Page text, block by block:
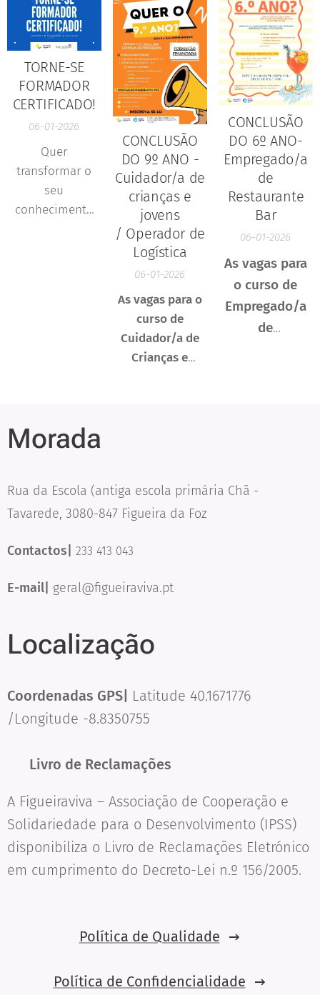
formações pós-
laborais foram
pensadas para
quem pretende
reforçar ou
atualizar
competências,
conciliando a
aprendizagem
com a vida
profissional.
oportunidades
de integração no
mercado de
trabalho.
As formações
modulares
permitem
adquirir
conhecimentos
práticos e
atualizados,
ajustados às
exigências
atuais das
empresas.
TORNE-SE
FORMADOR
CERTIFICADO!
06-01-2026
Quer
transformar o
seu
conhecimento
CONCLUSÃO
DO 9º ANO -
Cuidador/a de
crianças e
jovens
/ Operador de
Logística
06-01-2026
As vagas para o
curso de
Cuidador/a de
Crianças e
Operador de
Logística.
CONCLUSÃO
DO 6º ANO-
Empregado/a
de
Restaurante
Bar
06-01-2026
As vagas para
o curso de
Empregado/a
de
Morada
Rua da Escola (antiga escola primária Chã -
Tavarede, 3080-847 Figueira da Foz
Contactos| 233 413 043
E-mail| geral@figueiraviva.pt
Localização
Coordenadas GPS| Latitude 40.1671776
/Longitude -8.8350755
Livro de Reclamações
A Figueiraviva – Associação de Cooperação e
Solidariedade para o Desenvolvimento (IPSS)
disponibiliza o Livro de Reclamações Eletrónico
em cumprimento do Decreto-Lei n.º 156/2005.
Política de Qualidade
Política de Confidencialidade